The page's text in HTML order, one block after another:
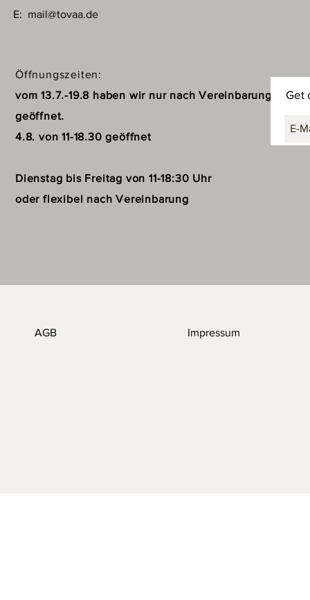
E: mail@tovaa.de
Öffnungszeiten:
vom 13.7.-19.8 haben wir nur nach Vereinbarung
geöffnet.
4.8. von 11-18.30 geöffnet
Dienstag bis Freitag von 11-18:30 Uhr
oder flexibel nach Vereinbarung
Get
AGB Impressum